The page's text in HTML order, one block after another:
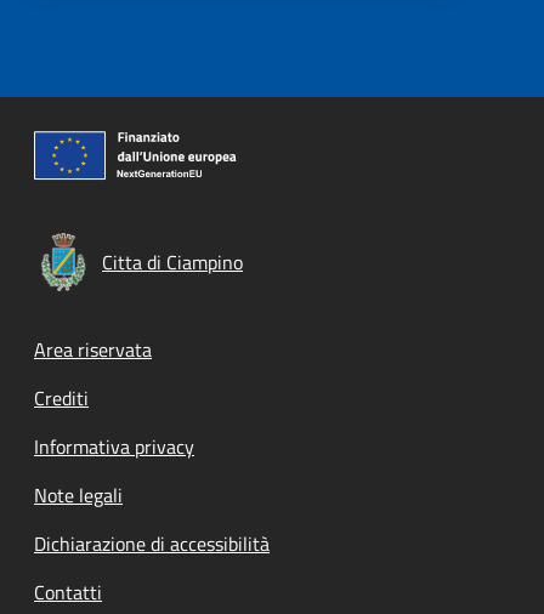
Citta di Ciampino
Footer menu
Area riservata
Crediti
Informativa privacy
Note legali
Dichiarazione di accessibilità
Contatti